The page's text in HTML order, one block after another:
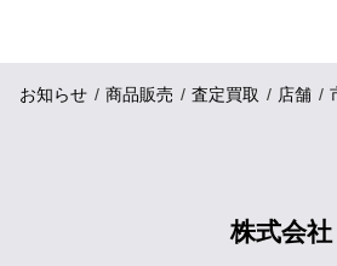
お知らせ 商品販売 査定買取 店舗
株式会